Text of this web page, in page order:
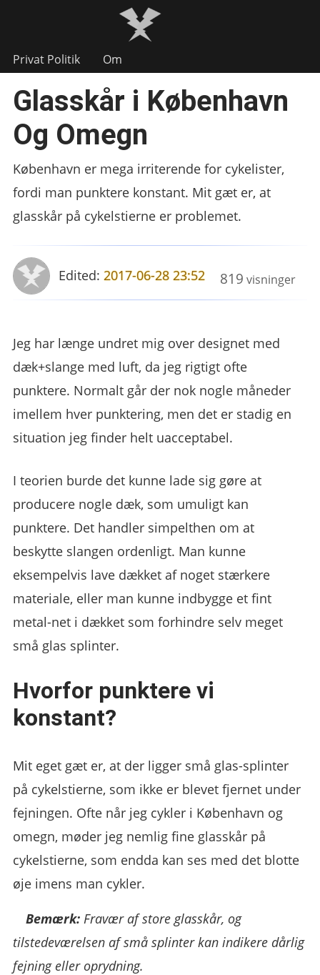
Privat Politik Om
Glasskår i København
Og Omegn
København er mega irriterende for cykelister,
fordi man punktere konstant. Mit gæt er, at
glasskår på cykelstierne er problemet.
819 visninger
Edited:2017-06-28 23:52
Jeg har længe undret mig over designet med
dæk+slange med luft, da jeg rigtigt ofte
punktere. Normalt går der nok nogle måneder
imellem hver punktering, men det er stadig en
situation jeg finder helt uacceptabel.
I teorien burde det kunne lade sig gøre at
producere nogle dæk, som umuligt kan
punktere. Det handler simpelthen om at
beskytte slangen ordenligt. Man kunne
eksempelvis lave dækket af noget stærkere
materiale, eller man kunne indbygge et fint
metal-net i dækket som forhindre selv meget
små glas splinter.
Hvorfor punktere vi
konstant?
Mit eget gæt er, at der ligger små glas-splinter
på cykelstierne, som ikke er blevet fjernet under
fejningen. Ofte når jeg cykler i København og
omegn, møder jeg nemlig fine glasskår på
cykelstierne, som endda kan ses med det blotte
øje imens man cykler.
Bemærk:Fravær af store glasskår, og
tilstedeværelsen af små splinter kan indikere dårlig
fejning eller oprydning.